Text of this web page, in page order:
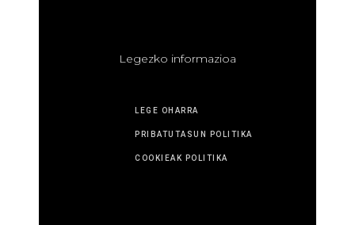
Legezko informazioa
LEGE OHARRA
PRIBATUTASUN POLITIKA
COOKIEAK POLITIKA